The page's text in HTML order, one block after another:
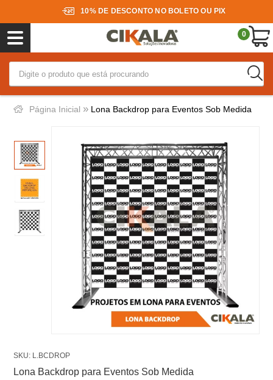
10% DE DESCONTO NO BOLETO OU PIX
0
Página Inicial » Lona Backdrop para Eventos Sob Medida
SKU: L.BCDROP
Lona Backdrop para Eventos Sob Medida